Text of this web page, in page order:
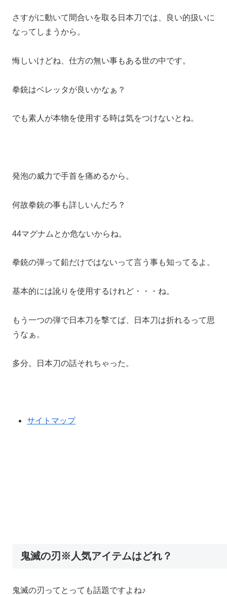
さすがに動いて間合いを取る日本刀では、良い的扱いに
なってしまうから。
悔しいけどね、仕方の無い事もある世の中です。
拳銃はベレッタが良いかなぁ？
でも素人が本物を使用する時は気をつけないとね。
発泡の威力で手首を痛めるから。
何故拳銃の事も詳しいんだろ？
44マグナムとか危ないからね。
拳銃の弾って鉛だけではないって言う事も知ってるよ。
基本的には訛りを使用するけれど・・・ね。
もう一つの弾で日本刀を撃てば、日本刀は折れるって思
うなぁ。
多分。日本刀の話それちゃった。
サイトマップ
鬼滅の刃※人気アイテムはどれ？
鬼滅の刃ってとっても話題ですよね♪